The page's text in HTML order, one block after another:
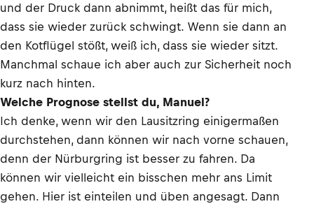
und der Druck dann abnimmt, heißt das für mich,
dass sie wieder zurück schwingt. Wenn sie dann an
den Kotflügel stößt, weiß ich, dass sie wieder sitzt.
Manchmal schaue ich aber auch zur Sicherheit noch
kurz nach hinten.
Welche Prognose stellst du, Manuel?
Ich denke, wenn wir den Lausitzring einigermaßen
durchstehen, dann können wir nach vorne schauen,
denn der Nürburgring ist besser zu fahren. Da
können wir vielleicht ein bisschen mehr ans Limit
gehen. Hier ist einteilen und üben angesagt. Dann